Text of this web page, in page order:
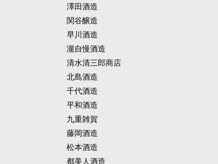
澤田酒造
関谷醸造
早川酒造
瀧自慢酒造
清水清三郎商店
北島酒造
千代酒造
平和酒造
九重雑賀
藤岡酒造
松本酒造
都美人酒造